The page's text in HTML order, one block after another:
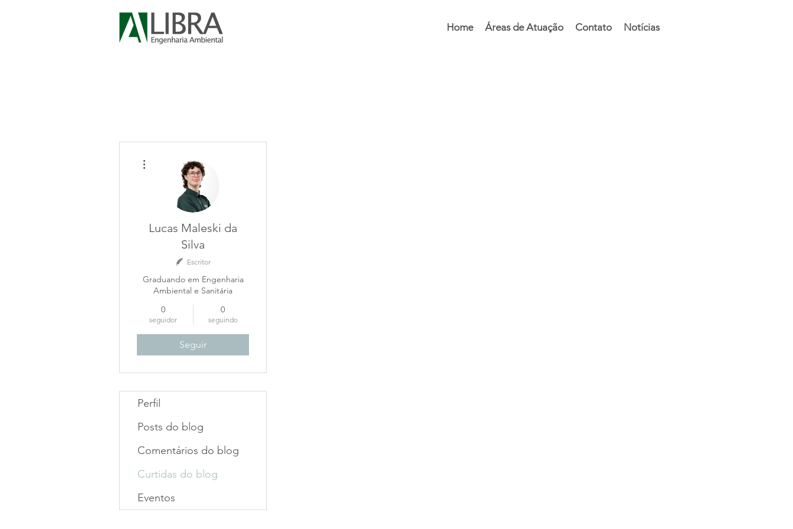
Home Áreas de Atuação Contato Notícias
Lucas Maleski da
Silva
Escritor
Graduando em Engenharia
Ambiental e Sanitária
0
seguidor
0
seguindo
Seguir
Perfil
Posts do blog
Comentários do blog
Curtidas do blog
Eventos